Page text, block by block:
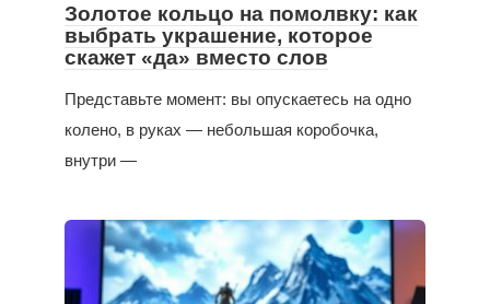
Золотое кольцо на помолвку: как
выбрать украшение, которое
скажет «да» вместо слов
Представьте момент: вы опускаетесь на одно
колено, в руках — небольшая коробочка,
внутри —